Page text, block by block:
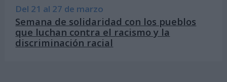
Del 21 al 27 de marzo
Semana de solidaridad con los pueblos
que luchan contra el racismo y la
discriminación racial